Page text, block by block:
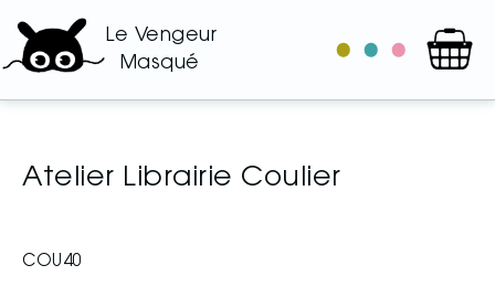
Le Vengeur
Masqué
le
les
les
Atelier Librairie Coulier
COU40